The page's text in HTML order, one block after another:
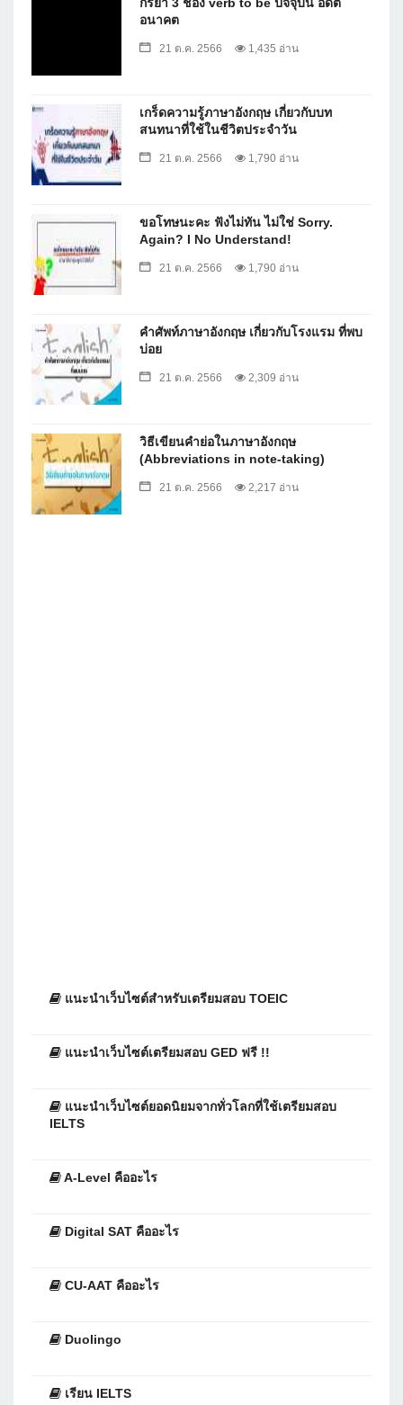
อนาคต
21 ต.ค. 2566 1,435 อ่าน
เกร็ดความรู้ภาษาอังกฤษ เกี่ยวกับบท
สนทนาที่ใช้ในชีวิตประจำวัน
21 ต.ค. 2566 1,790 อ่าน
ขอโทษนะคะ ฟังไม่ทัน ไม่ใช่ Sorry.
Again? I No Understand!
21 ต.ค. 2566 1,790 อ่าน
คำศัพท์ภาษาอังกฤษ เกี่ยวกับโรงแรม ที่พบ
บ่อย
21 ต.ค. 2566 2,309 อ่าน
วิธีเขียนคำย่อในภาษาอังกฤษ
(Abbreviations in note-taking)
21 ต.ค. 2566 2,217 อ่าน
แนะนำเว็บไซต์สำหรับเตรียมสอบ TOEIC
แนะนำเว็บไซต์เตรียมสอบ GED ฟรี !!
แนะนำเว็บไซต์ยอดนิยมจากทั่วโลกที่ใช้เตรียมสอบ
IELTS
A-Level คืออะไร
Digital SAT คืออะไร
CU-AAT คืออะไร
Duolingo
เรียน IELTS